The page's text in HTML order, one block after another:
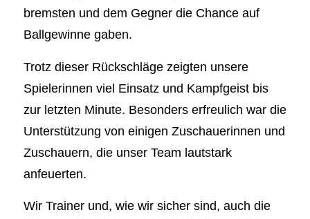
bremsten und dem Gegner die Chance auf
Ballgewinne gaben.
Trotz dieser Rückschläge zeigten unsere
Spielerinnen viel Einsatz und Kampfgeist bis
zur letzten Minute. Besonders erfreulich war die
Unterstützung von einigen Zuschauerinnen und
Zuschauern, die unser Team lautstark
anfeuerten.
Wir Trainer und, wie wir sicher sind, auch die